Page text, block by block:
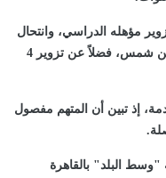
مؤهله الدراسي، وانتحال
صفة رئيس قسم جراحات القلب بجامعة عين شمس، فضلاً عن تزوير 4
إذ تبين أن المتهم مفصول
البلد" بالقاهرة